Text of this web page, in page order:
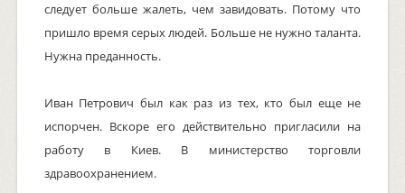
следует больше жалеть, чем завидовать. Потому что
пришло время серых людей. Больше не нужно таланта.
Нужна преданность.
Иван Петрович был как раз из тех, кто был еще не
испорчен. Вскоре его действительно пригласили на
работу в Киев. В министерство торговли
здравоохранением.